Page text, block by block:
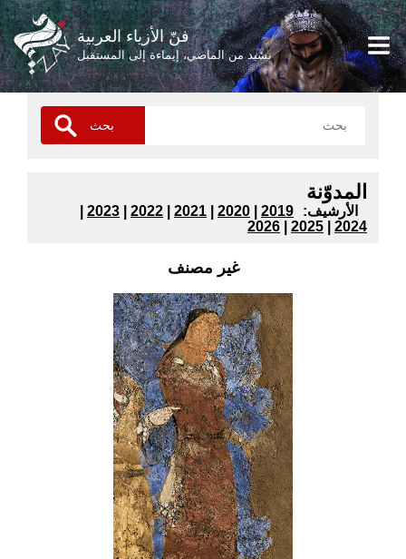
فنّ الأزياء العربية
نشيد من الماضي، إيماءة إلى المستقبل
المدوّنة
:الأرشيف 2019
2020
2021
2022
2023
2024
2025
2026
غير مصنف